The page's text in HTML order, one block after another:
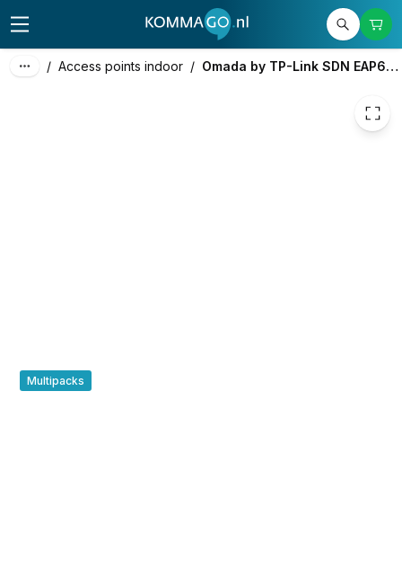
/ Access points indoor / Omada by TP-Link SDN EAP683 UR
Multipacks